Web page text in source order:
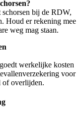
bij de RDW,
Houd er rekening mee
weg mag staan.
werkelijke kosten
voor
of overlijden.